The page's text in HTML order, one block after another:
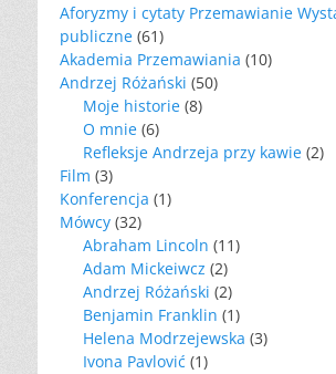
Aforyzmy i cytaty Przemawianie
publiczne (61)
Akademia Przemawiania (10)
Andrzej Różański (50)
Moje historie (8)
O mnie (6)
Refleksje Andrzeja przy kawie (2)
Film (3)
Konferencja (1)
Mówcy (32)
Abraham Lincoln (11)
Adam Mickeiwcz (2)
Andrzej Różański (2)
Benjamin Franklin (1)
Helena Modrzejewska (3)
Ivona Pavlović (1)